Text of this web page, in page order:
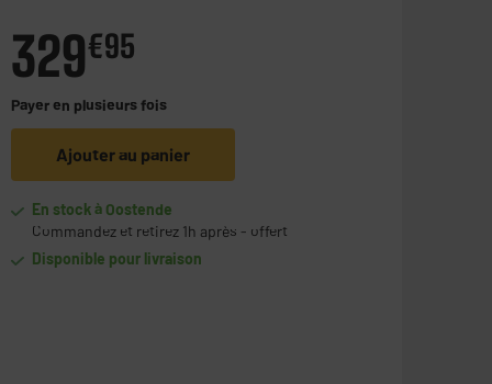
329€95
Payer en plusieurs fois
Ajouter au panier
En stock à Oostende
Commandez et retirez 1h après - offert
Disponible pour livraison